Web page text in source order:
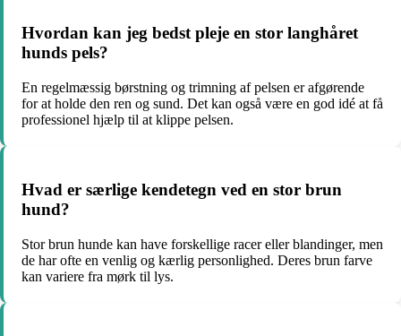
Hvordan kan jeg bedst pleje en stor langhåret
hunds pels?
En regelmæssig børstning og trimning af pelsen er afgørende
for at holde den ren og sund. Det kan også være en god idé at få
professionel hjælp til at klippe pelsen.
Hvad er særlige kendetegn ved en stor brun
hund?
Stor brun hunde kan have forskellige racer eller blandinger, men
de har ofte en venlig og kærlig personlighed. Deres brun farve
kan variere fra mørk til lys.